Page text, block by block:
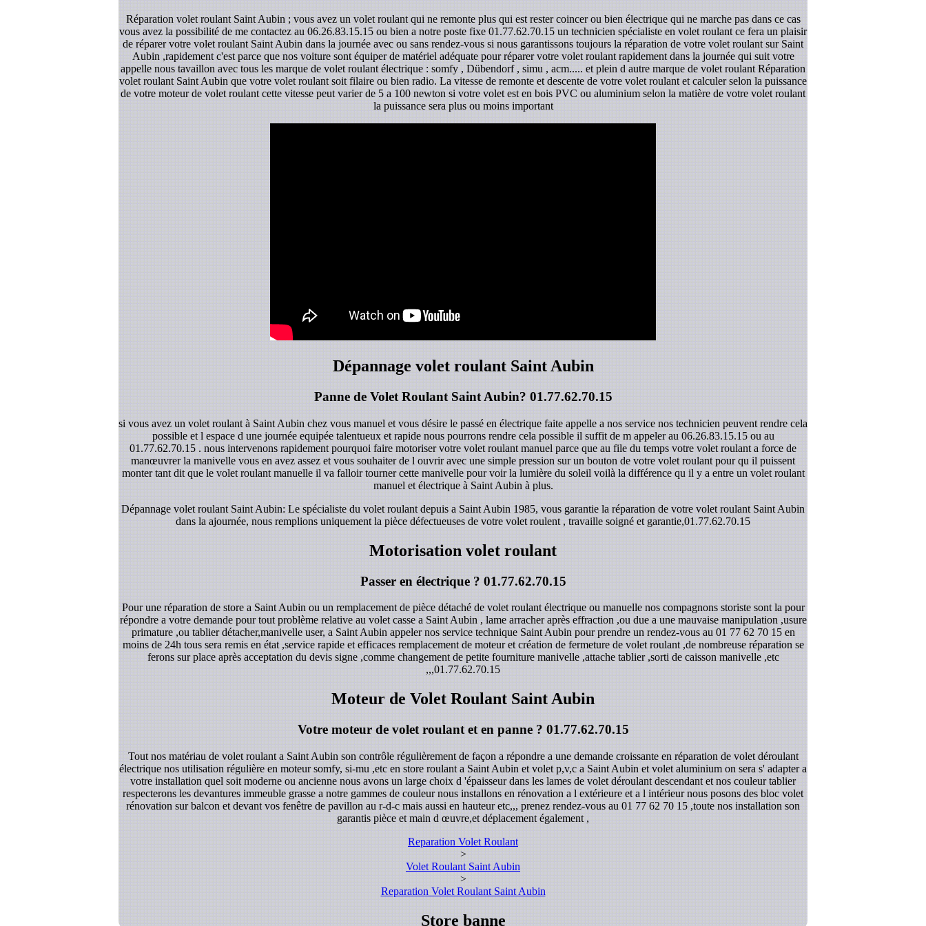
Réparation volet roulant Saint Aubin ; vous avez un volet roulant qui ne remonte plus qui est rester coincer ou bien électrique qui ne marche pas dans ce cas
vous avez la possibilité de me contactez au 06.26.83.15.15 ou bien a notre poste fixe 01.77.62.70.15 un technicien spécialiste en volet roulant ce fera un plaisir
de réparer votre volet roulant Saint Aubin dans la journée avec ou sans rendez-vous si nous garantissons toujours la réparation de votre volet roulant sur Saint
Aubin ,rapidement c'est parce que nos voiture sont équiper de matériel adéquate pour réparer votre volet roulant rapidement dans la journée qui suit votre
appelle nous tavaillon avec tous les marque de volet roulant électrique : somfy , Dübendorf , simu , acm..... et plein d autre marque de volet roulant Réparation
volet roulant Saint Aubin que votre volet roulant soit filaire ou bien radio. La vitesse de remonte et descente de votre volet roulant et calculer selon la puissance
de votre moteur de volet roulant cette vitesse peut varier de 5 a 100 newton si votre volet est en bois PVC ou aluminium selon la matière de votre volet roulant
la puissance sera plus ou moins important
Dépannage volet roulant Saint Aubin
Panne de Volet Roulant Saint Aubin?01.77.62.70.15
si vous avez un volet roulant à Saint Aubin chez vous manuel et vous désire le passé en électrique faite appelle a nos service nos technicien peuvent rendre cela
possible et l espace d une journée equipée talentueux et rapide nous pourrons rendre cela possible il suffit de m appeler au 06.26.83.15.15 ou au
01.77.62.70.15 . nous intervenons rapidement pourquoi faire motoriser votre volet roulant manuel parce que au file du temps votre volet roulant a force de
manœuvrer la manivelle vous en avez assez et vous souhaiter de l ouvrir avec une simple pression sur un bouton de votre volet roulant pour qu il puissent
monter tant dit que le volet roulant manuelle il va falloir tourner cette manivelle pour voir la lumière du soleil voilà la différence qu il y a entre un volet roulant
manuel et électrique à Saint Aubin à plus.
Dépannage volet roulant Saint Aubin: Le spécialiste du volet roulant depuis a Saint Aubin 1985, vous garantie la réparation de votre volet roulant Saint Aubin
dans la ajournée, nous remplions uniquement la pièce défectueuses de votre volet roulent , travaille soigné et garantie,01.77.62.70.15
Motorisation volet roulant
Passer en électrique ?01.77.62.70.15
Pour une réparation de store a Saint Aubin ou un remplacement de pièce détaché de volet roulant électrique ou manuelle nos compagnons storiste sont la pour
répondre a votre demande pour tout problème relative au volet casse a Saint Aubin , lame arracher après effraction ,ou due a une mauvaise manipulation ,usure
primature ,ou tablier détacher,manivelle user, a Saint Aubin appeler nos service technique Saint Aubin pour prendre un rendez-vous au 01 77 62 70 15 en
moins de 24h tous sera remis en état ,service rapide et efficaces remplacement de moteur et création de fermeture de volet roulant ,de nombreuse réparation se
ferons sur place après acceptation du devis signe ,comme changement de petite fourniture manivelle ,attache tablier ,sorti de caisson manivelle ,etc
,,,01.77.62.70.15
Moteur de Volet Roulant Saint Aubin
Votre moteur de volet roulant et en panne ?01.77.62.70.15
Tout nos matériau de volet roulant a Saint Aubin son contrôle régulièrement de façon a répondre a une demande croissante en réparation de volet déroulant
électrique nos utilisation régulière en moteur somfy, si-mu ,etc en store roulant a Saint Aubin et volet p,v,c a Saint Aubin et volet aluminium on sera s' adapter a
votre installation quel soit moderne ou ancienne nous avons un large choix d 'épaisseur dans les lames de volet déroulant descendant et nos couleur tablier
respecterons les devantures immeuble grasse a notre gammes de couleur nous installons en rénovation a l extérieure et a l intérieur nous posons des bloc volet
rénovation sur balcon et devant vos fenêtre de pavillon au r-d-c mais aussi en hauteur etc,,, prenez rendez-vous au 01 77 62 70 15 ,toute nos installation son
garantis pièce et main d œuvre,et déplacement également ,
Reparation Volet Roulant
>
Volet Roulant Saint Aubin
>
Reparation Volet Roulant Saint Aubin
Store banne